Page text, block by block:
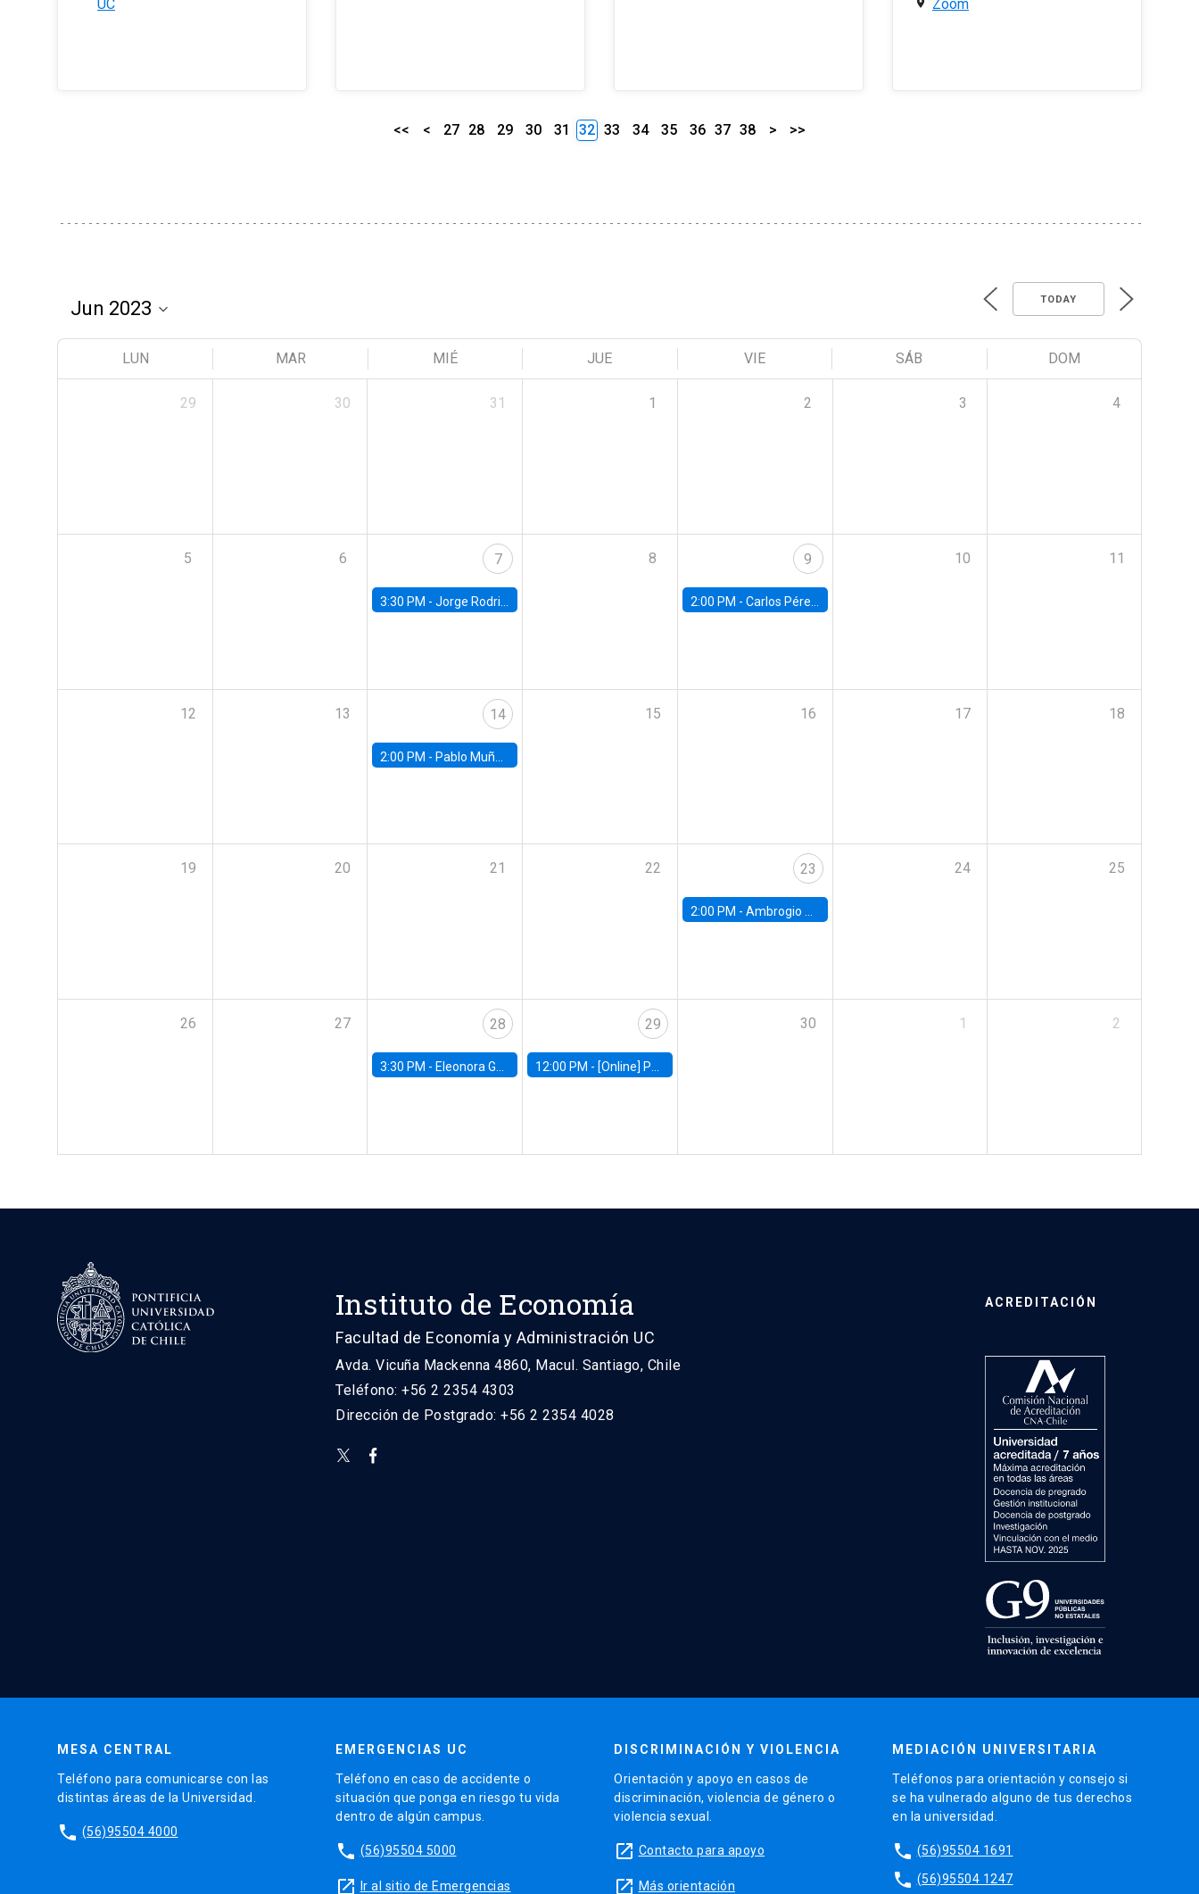
UC
Zoom
<< < 27 28 29 30 31 32 33 34 35 36 37 38 > >>
TODAY
LUN MAR MIÉ JUE VIE SÁB DOM
29 30 31 1 2 3 4
5 6 7
3:30 PM -Jorge Rodriguez, Universidad de Los Andes
8 9
2:00 PM - Carlos Pérez, Universidad Finis Terrae
10 11
12 13 14
2:00 PM - Pablo Muñoz, Universidad de Chile
15 16 17 18
19 20 21 22 23
2:00 PM - Ambrogio Cesa-Bianchi, Bank of England
24 25
26 27 28
3:30 PM - Eleonora Guarnieri, Exeter University
29
12:00 PM - [Online] Pablo Slutzky, University of Maryland
30 1 2
Instituto de Economía
Facultad de Economía y Administración UC
Avda. Vicuña Mackenna 4860, Macul. Santiago, Chile
Teléfono: +56 2 2354 4303
Dirección de Postgrado: +56 2 2354 4028
ACREDITACIÓN
MESA CENTRAL
Teléfono para comunicarse con las
distintas áreas de la Universidad.
phone (56)95504 4000
EMERGENCIAS UC
Teléfono en caso de accidente o
situación que ponga en riesgo tu vida
dentro de algún campus.
phone (56)95504 5000
launch Ir al sitio de Emergencias
DISCRIMINACIÓN Y VIOLENCIA
Orientación y apoyo en casos de
discriminación, violencia de género o
violencia sexual.
launch Contacto para apoyo
launch Más orientación
MEDIACIÓN UNIVERSITARIA
Teléfonos para orientación y consejo si
se ha vulnerado alguno de tus derechos
en la universidad.
phone (56)95504 1691
phone (56)95504 1247